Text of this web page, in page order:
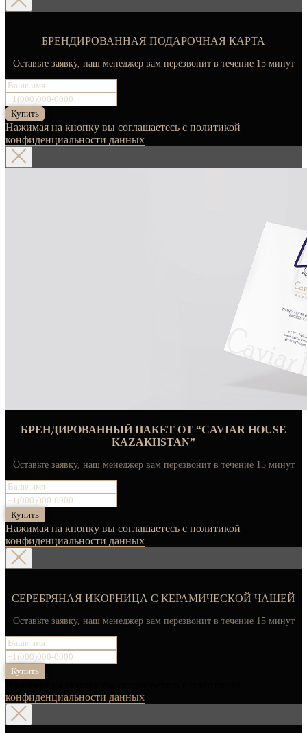
БРЕНДИРОВАННАЯ ПОДАРОЧНАЯ КАРТА
Оставьте заявку, наш менеджер вам перезвонит в течение 15 минут
Купить
Нажимая на кнопку вы соглашаетесь с политикой
конфиденциальности данных
БРЕНДИРОВАННЫЙ ПАКЕТ ОТ “CAVIAR HOUSE
KAZAKHSTAN”
Оставьте заявку, наш менеджер вам перезвонит в течение 15 минут
Купить
Нажимая на кнопку вы соглашаетесь с политикой
конфиденциальности данных
СЕРЕБРЯНАЯ ИКОРНИЦА С КЕРАМИЧЕСКОЙ ЧАШЕЙ
Оставьте заявку, наш менеджер вам перезвонит в течение 15 минут
Купить
конфиденциальности данных